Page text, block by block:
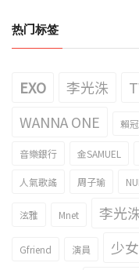
热门标签
EXO 李光洙
WANNA ONE 賴
音樂銀行 金SAMUEL
人氣歌謠 周子瑜
泫雅 Mnet 李光
Gfriend 演員 少